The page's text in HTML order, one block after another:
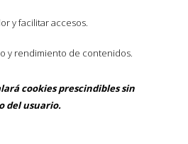
cupón del 7%
cantidades
y facilitar accesos.
y rendimiento de contenidos.
cookies prescindibles sin
del usuario.